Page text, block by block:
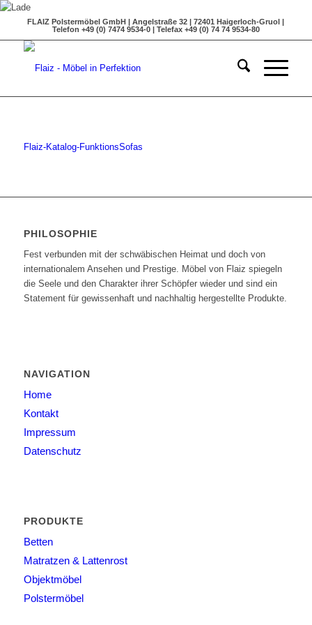
FLAIZ Polstermöbel GmbH | Angelstraße 32 | 72401 Haigerloch-Gruol |
Telefon +49 (0) 7474 9534-0 | Telefax +49 (0) 74 74 9534-80
Flaiz-Katalog-FunktionsSofas
PHILOSOPHIE
Fest verbunden mit der schwäbischen Heimat und doch von
internationalem Ansehen und Prestige. Möbel von Flaiz spiegeln
die Seele und den Charakter ihrer Schöpfer wieder und sind ein
Statement für gewissenhaft und nachhaltig hergestellte Produkte.
NAVIGATION
Home
Kontakt
Impressum
Datenschutz
PRODUKTE
Betten
Matratzen & Lattenrost
Objektmöbel
Polstermöbel